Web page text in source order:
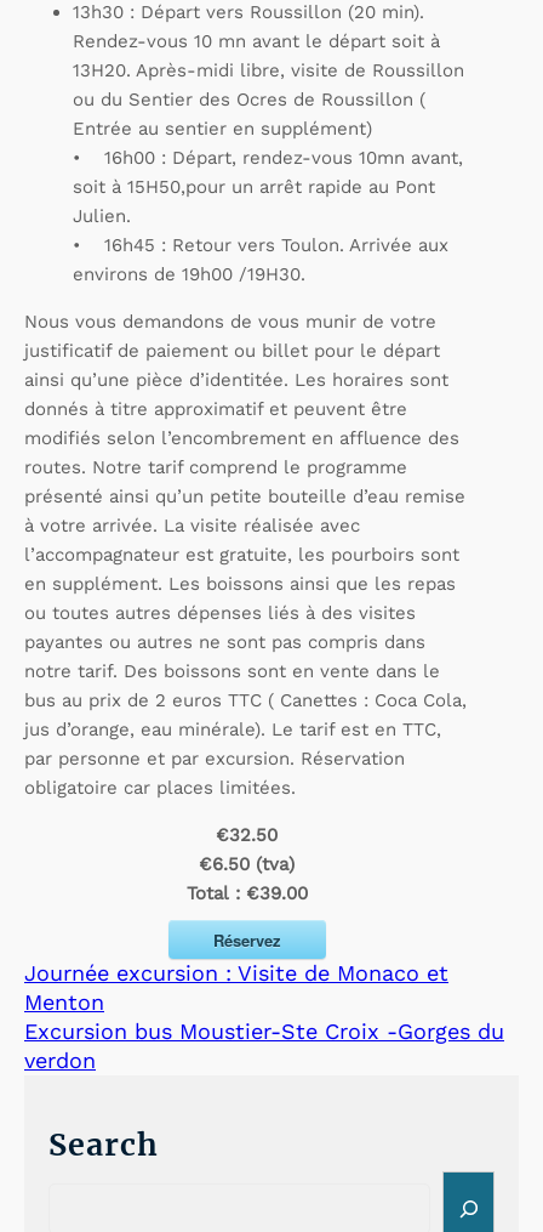
13h30 : Départ vers Roussillon (20 min).
Rendez-vous 10 mn avant le départ soit à
13H20. Après-midi libre, visite de Roussillon
ou du Sentier des Ocres de Roussillon (
Entrée au sentier en supplément)
• 16h00 : Départ, rendez-vous 10mn avant,
soit à 15H50,pour un arrêt rapide au Pont
Julien.
• 16h45 : Retour vers Toulon. Arrivée aux
environs de 19h00 /19H30.
Nous vous demandons de vous munir de votre
justificatif de paiement ou billet pour le départ
ainsi qu’une pièce d’identitée. Les horaires sont
donnés à titre approximatif et peuvent être
modifiés selon l’encombrement en affluence des
routes. Notre tarif comprend le programme
présenté ainsi qu’un petite bouteille d’eau remise
à votre arrivée. La visite réalisée avec
l’accompagnateur est gratuite, les pourboirs sont
en supplément. Les boissons ainsi que les repas
ou toutes autres dépenses liés à des visites
payantes ou autres ne sont pas compris dans
notre tarif. Des boissons sont en vente dans le
bus au prix de 2 euros TTC ( Canettes : Coca Cola,
jus d’orange, eau minérale). Le tarif est en TTC,
par personne et par excursion. Réservation
obligatoire car places limitées.
€32.50
€6.50 (tva)
Total : €39.00
Réservez
Journée excursion : Visite de Monaco et
Menton
Excursion bus Moustier-Ste Croix -Gorges du
verdon
Search